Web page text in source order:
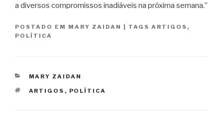
a diversos compromissos inadiáveis na próxima semana.”
POSTADO EM MARY ZAIDAN TAGS ARTIGOS ,
POLÍTICA
CATEGORIAS
MARY ZAIDAN
TAGS
ARTIGOS , POLÍTICA